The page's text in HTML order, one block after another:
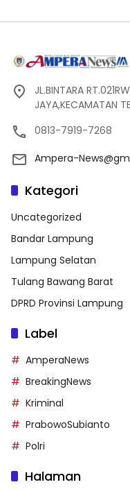
JL.BINTARA
JAYA,KECAMATAN
0813-7919-7268
Ampera-
Kategori
Uncategorized
Bandar Lampung
Lampung Selatan
Tulang Bawang Barat
DPRD Provinsi Lampung
Label
AmperaNews
BreakingNews
Kriminal
PrabowoSubianto
Polri
Halaman